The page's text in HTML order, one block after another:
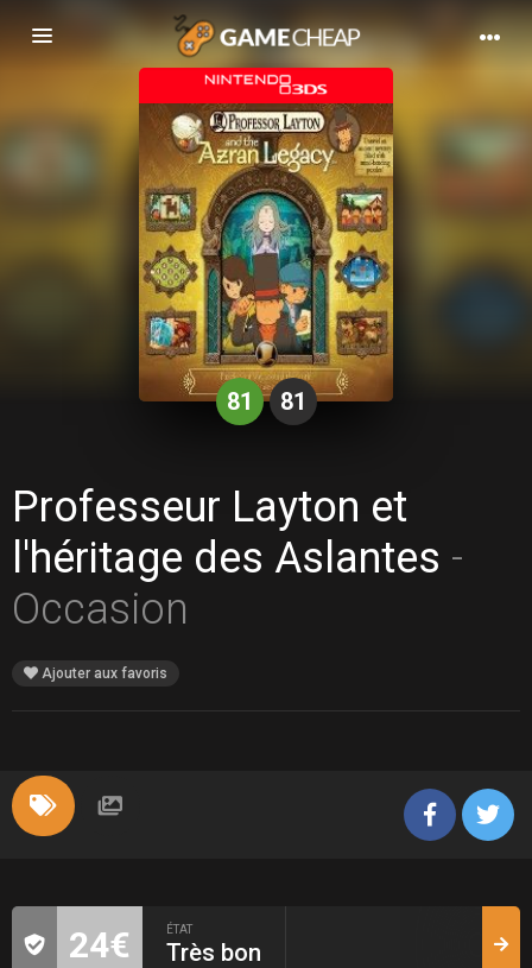
Basculer
la
81 81
Professeur Layton et
l'héritage des Aslantes -
Occasion
Ajouter aux favoris
24€ ÉTAT
Très bon